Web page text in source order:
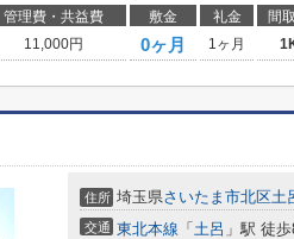
管理費・共益費 敷金 礼金 間
11,000円 0ヶ月 1ヶ月
住所 埼玉県さいたま市北区土
交通 東北本線 「 土呂 」駅 徒